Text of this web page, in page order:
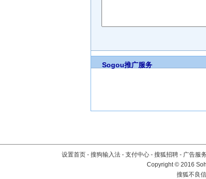
Sogou推广服务
设置首页 - 搜狗输入法 - 支付中心 - 搜狐招聘 - 广告服务
Copyright©2016
搜狐不良